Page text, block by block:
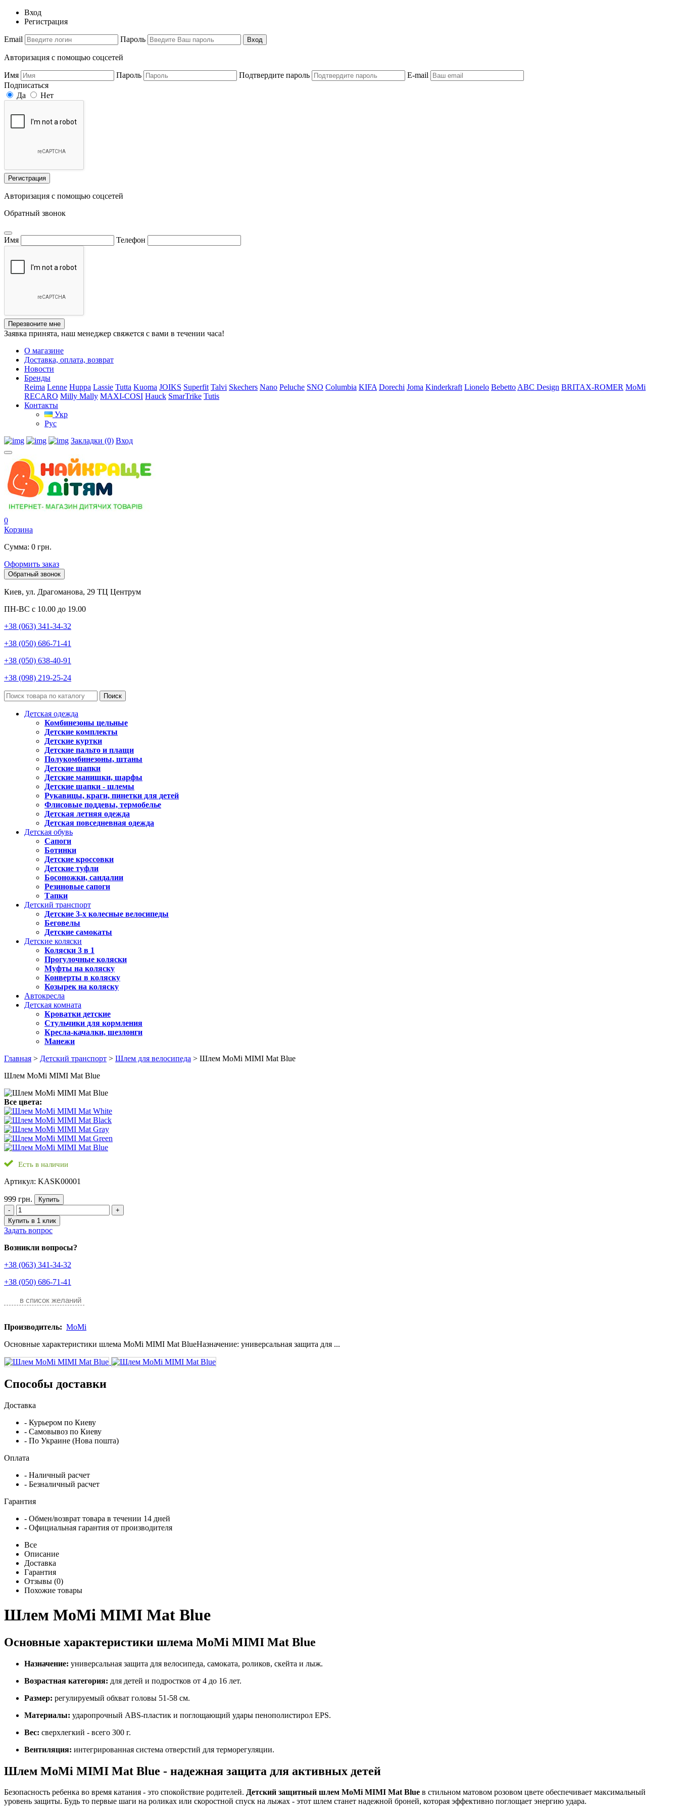
Вход
Регистрация
Email Пароль Вход
Авторизация с помощью соцсетей
Имя Пароль Подтвердите пароль
E-mail
Подписаться
Да
Нет
Регистрация
Авторизация с помощью соцсетей
Обратный звонок
Имя Телефон
Перезвоните мне
Заявка принята, наш менеджер свяжется с вами в течении часа!
О магазине
Доставка, оплата, возврат
Новости
Бренды
Reima Lenne Huppa Lassie Tutta Kuoma JOIKS Superfit Talvi Skechers Nano Peluche SNO Columbia KIFA Dorechi Joma Kinderkraft Lionelo Bebetto ABC Design BRITAX-ROMER MoMi
RECARO Milly Mally MAXI-COSI Hauck SmarTrike Tutis
Контакты
Укр
Рус
Закладки (0) Вход
0
Корзина
Сумма: 0 грн.
Оформить заказ
Обратный звонок
Киев, ул. Драгоманова, 29 ТЦ Центрум
ПН-ВС с 10.00 до 19.00
+38 (063) 341-34-32
+38 (050) 686-71-41
+38 (050) 638-40-91
+38 (098) 219-25-24
Поиск
Детская одежда
Комбинезоны цельные
Детские комплекты
Детские куртки
Детские пальто и плащи
Полукомбинезоны, штаны
Детские шапки
Детские манишки, шарфы
Детские шапки - шлемы
Рукавицы, краги, пинетки для детей
Флисовые поддевы, термобелье
Детская летняя одежда
Детская повседневная одежда
Детская обувь
Сапоги
Ботинки
Детские кроссовки
Детские туфли
Босоножки, сандалии
Резиновые сапоги
Тапки
Детский транспорт
Детские 3-х колесные велосипеды
Беговелы
Детские самокаты
Детские коляски
Коляски 3 в 1
Прогулочные коляски
Муфты на коляску
Конверты в коляску
Козырек на коляску
Автокресла
Детская комната
Кроватки детские
Стульчики для кормления
Кресла-качалки, шезлонги
Манежи
Главная > Детский транспорт > Шлем для велосипеда > Шлем MoMi MIMI Mat Blue
Шлем MoMi MIMI Mat Blue
Все цвета:
Есть в наличии
Артикул: KASK00001
999 грн.
Купить
-
+
Купить в 1 клик
Задать вопрос
Возникли вопросы?
+38 (063) 341-34-32
+38 (050) 686-71-41
в список желаний
Производитель: MoMi
Основные характеристики шлема MoMi MIMI Mat BlueНазначение: универсальная защита для ...
Способы доставки
Доставка
- Курьером по Киеву
- Самовывоз по Киеву
- По Украине (Нова пошта)
Оплата
- Наличный расчет
- Безналичный расчет
Гарантия
- Обмен/возврат товара в течении 14 дней
- Официальная гарантия от производителя
Все
Описание
Доставка
Гарантия
Отзывы (0)
Похожие товары
Шлем MoMi MIMI Mat Blue
Основные характеристики шлема MoMi MIMI Mat Blue
Назначение: универсальная защита для велосипеда, самоката, роликов, скейта и лыж.
Возрастная категория: для детей и подростков от 4 до 16 лет.
Размер: регулируемый обхват головы 51-58 см.
Материалы: ударопрочный ABS-пластик и поглощающий удары пенополистирол EPS.
Вес: сверхлегкий - всего 300 г.
Вентиляция: интегрированная система отверстий для терморегуляции.
Шлем MoMi MIMI Mat Blue - надежная защита для активных детей
Безопасность ребенка во время катания - это спокойствие родителей. Детский защитный шлем MoMi MIMI Mat Blue в стильном матовом розовом цвете обеспечивает максимальный
уровень защиты. Будь то первые шаги на роликах или скоростной спуск на лыжах - этот шлем станет надежной броней, которая эффективно поглощает энергию удара.